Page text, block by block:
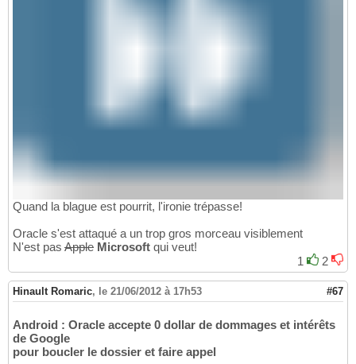
Quand la blague est pourrit, l'ironie trépasse!
Oracle s'est attaqué a un trop gros morceau visiblement
N'est pas Apple Microsoft qui veut!
1
2
Hinault Romaric, le 21/06/2012 à 17h53 #67
Android : Oracle accepte 0 dollar de dommages et intérêts
de Google
pour boucler le dossier et faire appel